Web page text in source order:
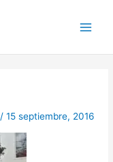
/15 septiembre, 2016